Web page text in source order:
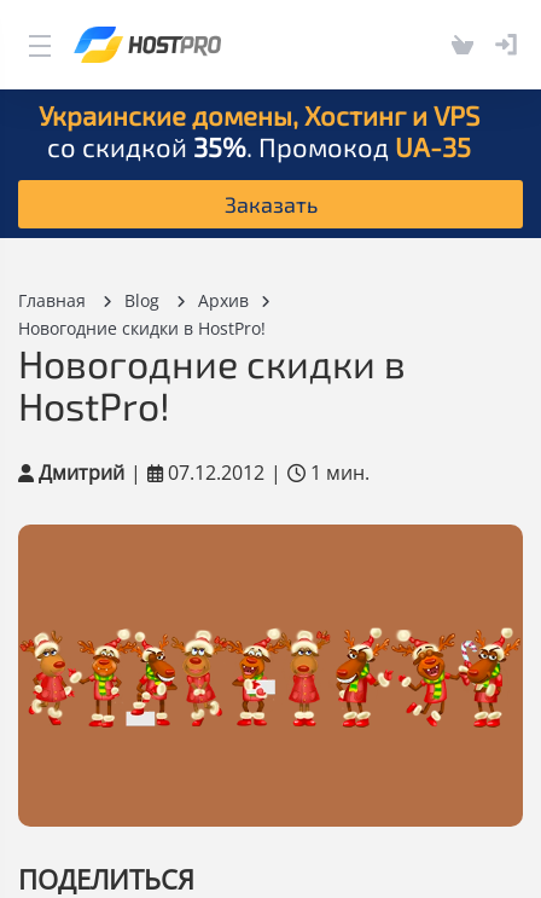
Украинские домены, Хостинг и VPS
со скидкой 35%. Промокод UA-35
Заказать
Главная Blog
Архив
Новогодние скидки в HostPro!
Новогодние скидки в
HostPro!
Дмитрий | 07.12.2012 | 1 мин.
ПОДЕЛИТЬСЯ